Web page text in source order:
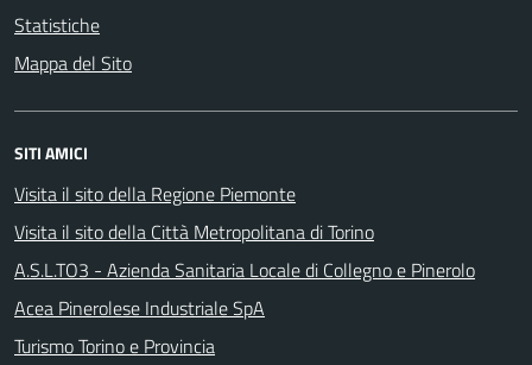
Statistiche
Mappa del Sito
SITI AMICI
Visita il sito della Regione Piemonte
Visita il sito della Città Metropolitana di Torino
A.S.L.TO3 - Azienda Sanitaria Locale di Collegno e Pinerolo
Acea Pinerolese Industriale SpA
Turismo Torino e Provincia